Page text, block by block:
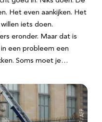
Het even aankijken. Het
iets doen.
eronder. Maar dat is
een probleem een
Soms moet je…